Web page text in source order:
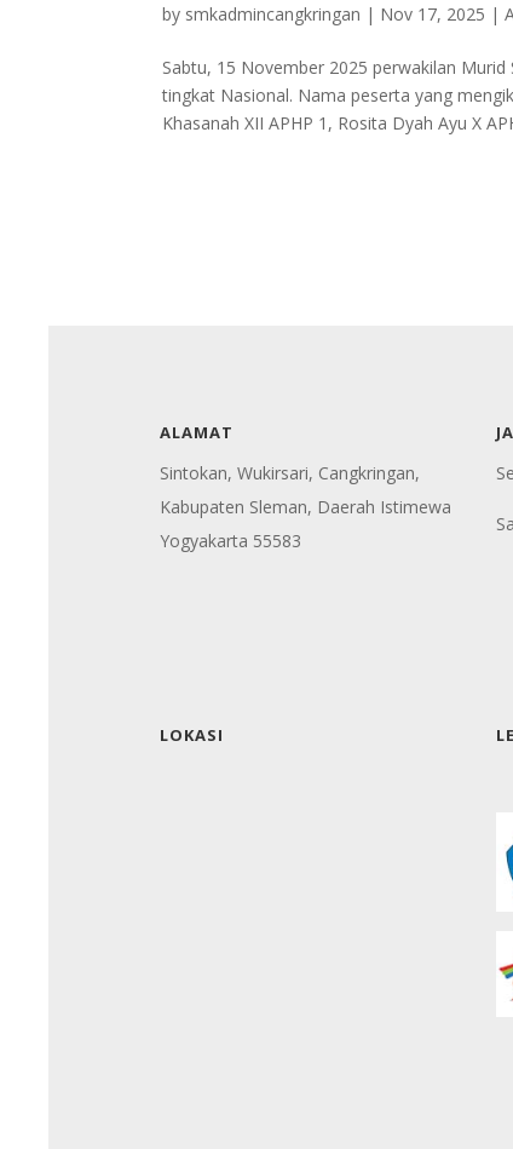
by smkadmincangkringan | Nov 17, 2025 |
Sabtu, 15 November 2025 perwakilan
tingkat Nasional. Nama peserta yang
Khasanah XII APHP 1, Rosita Dyah Ayu X
ALAMAT
Sintokan, Wukirsari, Cangkringan,
Kabupaten Sleman, Daerah Istimewa
Yogyakarta 55583
LOKASI